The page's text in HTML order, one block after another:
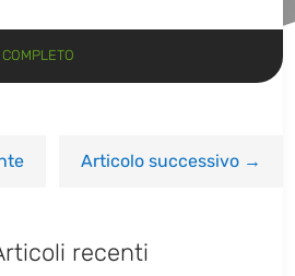
Articolo successivo→
recenti